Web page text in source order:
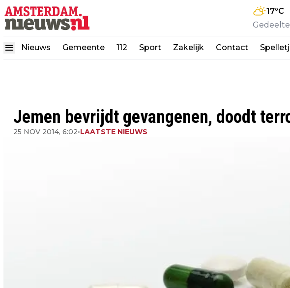
17°C
Nieuws Gemeente 112 Sport Zakelijk Contact
Jemen bevrijdt gevangenen, doodt
25 NOV 2014, 6:02•LAATSTE NIEUWS